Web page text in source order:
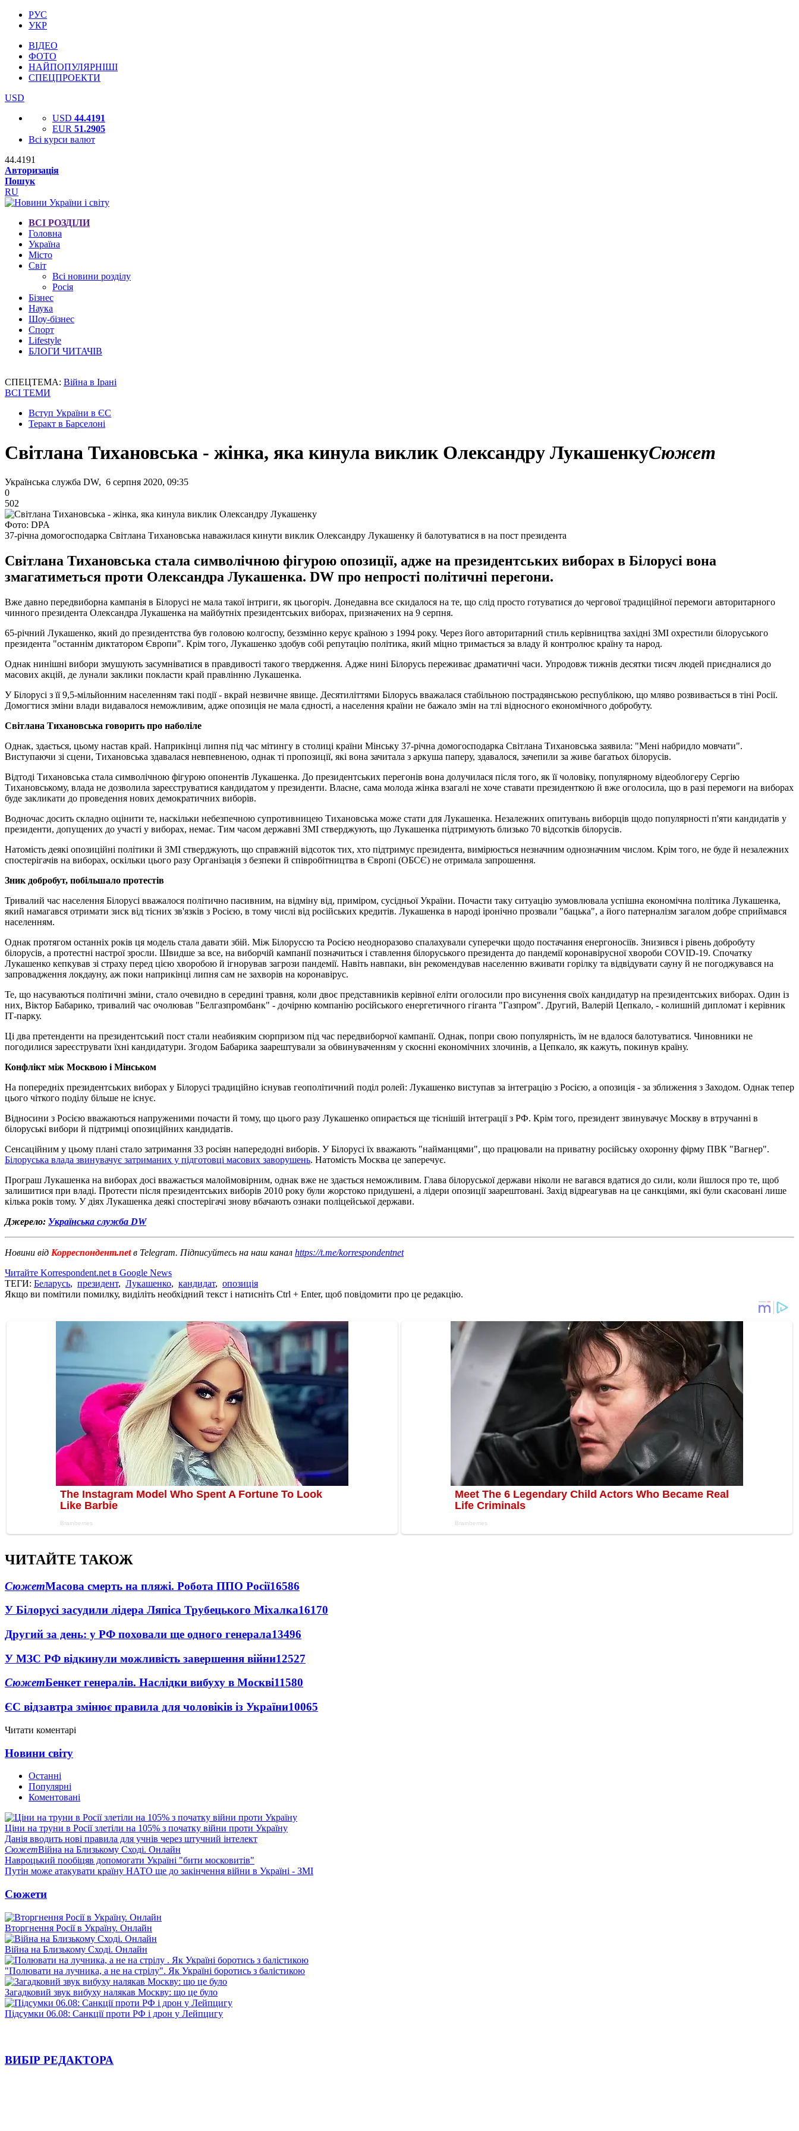
РУС
УКР
ВІДЕО
ФОТО
НАЙПОПУЛЯРНІШІ
СПЕЦПРОЕКТИ
USD
USD 44.4191
EUR 51.2905
Всі курси валют
44.4191
Авторизація
Пошук
RU
ВСІ РОЗДІЛИ
Головна
Україна
Місто
Світ
Всі новини розділу
Росія
Бізнес
Наука
Шоу-бізнес
Спорт
Lifestyle
БЛОГИ ЧИТАЧІВ
СПЕЦТЕМА: Війна в Ірані
ВСІ ТЕМИ
Вступ України в ЄС
Теракт в Барселоні
Світлана Тихановська - жінка, яка кинула виклик Олександру ЛукашенкуСюжет
Українська служба DW, 6 серпня 2020, 09:35
0
502
Фото: DPA
37-річна домогосподарка Світлана Тихановська наважилася кинути виклик Олександру Лукашенку й балотуватися в на пост президента
Світлана Тихановська стала символічною фігурою опозиції, адже на президентських виборах в Білорусі вона
змагатиметься проти Олександра Лукашенка. DW про непрості політичні перегони.
Вже давно передвиборна кампанія в Білорусі не мала такої інтриги, як цьогоріч. Донедавна все скидалося на те, що слід просто готуватися до чергової традиційної перемоги авторитарного
чинного президента Олександра Лукашенка на майбутніх президентських виборах, призначених на 9 серпня.
65-річний Лукашенко, який до президентства був головою колгоспу, беззмінно керує країною з 1994 року. Через його авторитарний стиль керівництва західні ЗМІ охрестили білоруського
президента "останнім диктатором Європи". Крім того, Лукашенко здобув собі репутацію політика, який міцно тримається за владу й контролює країну та народ.
Однак нинішні вибори змушують засумніватися в правдивості такого твердження. Адже нині Білорусь переживає драматичні часи. Упродовж тижнів десятки тисяч людей приєдналися до
масових акцій, де лунали заклики покласти край правлінню Лукашенка.
У Білорусі з її 9,5-мільйонним населенням такі події - вкрай незвичне явище. Десятиліттями Білорусь вважалася стабільною пострадянською республікою, що мляво розвивається в тіні Росії.
Домогтися зміни влади видавалося неможливим, адже опозиція не мала єдності, а населення країни не бажало змін на тлі відносного економічного добробуту.
Світлана Тихановська говорить про наболіле
Однак, здається, цьому настав край. Наприкінці липня під час мітингу в столиці країни Мінську 37-річна домогосподарка Світлана Тихановська заявила: "Мені набридло мовчати".
Виступаючи зі сцени, Тихановська здавалася невпевненою, однак ті пропозиції, які вона зачитала з аркуша паперу, здавалося, зачепили за живе багатьох білорусів.
Відтоді Тихановська стала символічною фігурою опонентів Лукашенка. До президентських перегонів вона долучилася після того, як її чоловіку, популярному відеоблогеру Сергію
Тихановському, влада не дозволила зареєструватися кандидатом у президенти. Власне, сама молода жінка взагалі не хоче ставати президенткою й вже оголосила, що в разі перемоги на виборах
буде закликати до проведення нових демократичних виборів.
Водночас досить складно оцінити те, наскільки небезпечною супротивницею Тихановська може стати для Лукашенка. Незалежних опитувань виборців щодо популярності п'яти кандидатів у
президенти, допущених до участі у виборах, немає. Тим часом державні ЗМІ стверджують, що Лукашенка підтримують близько 70 відсотків білорусів.
Натомість деякі опозиційні політики й ЗМІ стверджують, що справжній відсоток тих, хто підтримує президента, вимірюється незначним однозначним числом. Крім того, не буде й незалежних
спостерігачів на виборах, оскільки цього разу Організація з безпеки й співробітництва в Європі (ОБСЄ) не отримала запрошення.
Зник добробут, побільшало протестів
Тривалий час населення Білорусі вважалося політично пасивним, на відміну від, приміром, сусідньої України. Почасти таку ситуацію зумовлювала успішна економічна політика Лукашенка,
який намагався отримати зиск від тісних зв'язків з Росією, в тому числі від російських кредитів. Лукашенка в народі іронічно прозвали "бацька", а його патерналізм загалом добре сприймався
населенням.
Однак протягом останніх років ця модель стала давати збій. Між Білоруссю та Росією неодноразово спалахували суперечки щодо постачання енергоносіїв. Знизився і рівень добробуту
білорусів, а протестні настрої зросли. Швидше за все, на виборчій кампанії позначиться і ставлення білоруського президента до пандемії коронавірусної хвороби COVID-19. Спочатку
Лукашенко кепкував зі страху перед цією хворобою й ігнорував загрози пандемії. Навіть навпаки, він рекомендував населенню вживати горілку та відвідувати сауну й не погоджувався на
запровадження локдауну, аж поки наприкінці липня сам не захворів на коронавірус.
Те, що насуваються політичні зміни, стало очевидно в середині травня, коли двоє представників керівної еліти оголосили про висунення своїх кандидатур на президентських виборах. Один із
них, Віктор Бабарико, тривалий час очолював "Белгазпромбанк" - дочірню компанію російського енергетичного гіганта "Газпром". Другий, Валерій Цепкало, - колишній дипломат і керівник
ІТ-парку.
Ці два претенденти на президентський пост стали неабияким сюрпризом під час передвиборчої кампанії. Однак, попри свою популярність, їм не вдалося балотуватися. Чиновники не
погодилися зареєструвати їхні кандидатури. Згодом Бабарика заарештували за обвинуваченням у скоєнні економічних злочинів, а Цепкало, як кажуть, покинув країну.
Конфлікт між Москвою і Мінськом
На попередніх президентських виборах у Білорусі традиційно існував геополітичний поділ ролей: Лукашенко виступав за інтеграцію з Росією, а опозиція - за зближення з Заходом. Однак тепер
цього чіткого поділу більше не існує.
Відносини з Росією вважаються напруженими почасти й тому, що цього разу Лукашенко опирається ще тіснішій інтеграції з РФ. Крім того, президент звинувачує Москву в втручанні в
білоруські вибори й підтримці опозиційних кандидатів.
Сенсаційним у цьому плані стало затримання 33 росіян напередодні виборів. У Білорусі їх вважають "найманцями", що працювали на приватну російську охоронну фірму ПВК "Вагнер".
Білоруська влада звинувачує затриманих у підготовці масових заворушень. Натомість Москва це заперечує.
Програш Лукашенка на виборах досі вважається малоймовірним, однак вже не здається неможливим. Глава білоруської держави ніколи не вагався вдатися до сили, коли йшлося про те, щоб
залишитися при владі. Протести після президентських виборів 2010 року були жорстоко придушені, а лідери опозиції заарештовані. Захід відреагував на це санкціями, які були скасовані лише
кілька років тому. У діях Лукашенка деякі спостерігачі знову вбачають ознаки поліцейської держави.
Джерело: Українська служба DW
Новини від Корреспондент.netв Telegram. Підписуйтесь на наш канал https://t.me/korrespondentnet
Читайте Korrespondent.net в Google News
ТЕГИ: Беларусь, президент, Лукашенко, кандидат, опозиція
Якщо ви помітили помилку, виділіть необхідний текст і натисніть Ctrl + Enter, щоб повідомити про це редакцію.
ЧИТАЙТЕ ТАКОЖ
СюжетМасова смерть на пляжі. Робота ППО Росії16586
У Білорусі засудили лідера Ляпіса Трубецького Міхалка16170
Другий за день: у РФ поховали ще одного генерала13496
У МЗС РФ відкинули можливість завершення війни12527
СюжетБенкет генералів. Наслідки вибуху в Москві11580
ЄС відзавтра змінює правила для чоловіків із України10065
Читати коментарі
Новини світу
Останні
Популярні
Коментовані
Ціни на труни в Росії злетіли на 105% з початку війни проти Україну
Данія вводить нові правила для учнів через штучний інтелект
СюжетВійна на Близькому Сході. Онлайн
Навроцький пообіцяв допомогати Україні "бити московитів"
Путін може атакувати країну НАТО ще до закінчення війни в Україні - ЗМІ
Сюжети
Вторгнення Росії в Україну. Онлайн
Війна на Близькому Сході. Онлайн
"Полювати на лучника, а не на стрілу". Як Україні боротись з балістикою
Загадковий звук вибуху налякав Москву: що це було
Підсумки 06.08: Санкції проти РФ і дрон у Лейпцигу
ВИБІР РЕДАКТОРА